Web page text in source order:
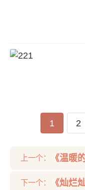
1 2
上一个： 《温暖
下一个： 《灿烂